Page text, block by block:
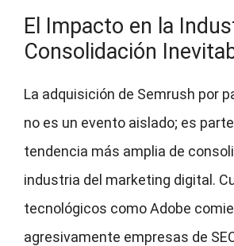
El Impacto en la
Consolidación
La adquisición de Semrush por
no es un evento aislado; es
tendencia más amplia de
industria del marketing digital.
tecnológicos como Adobe
agresivamente empresas de